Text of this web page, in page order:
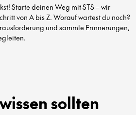
Starte deinen Weg mit STS – wir
von A bis Z. Worauf wartest du noch?
und sammle Erinnerungen,
sollten